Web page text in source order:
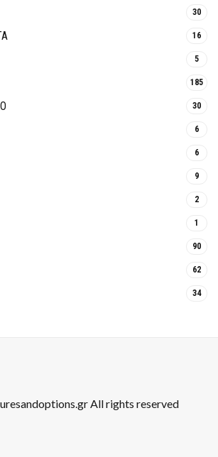
30
16
5
185
30
6
6
9
2
1
90
62
34
All rights reserved